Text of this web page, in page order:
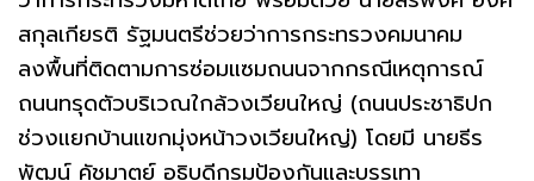
สกุลเกียรติ รัฐมนตรีช่วยว่าการกระทรวงคมนาคม
ลงพื้นที่ติดตามการซ่อมแซมถนนจากกรณีเหตุการณ์
ถนนทรุดตัวบริเวณใกล้วงเวียนใหญ่ (ถนนประชาธิปก
ช่วงแยกบ้านแขกมุ่งหน้าวงเวียนใหญ่) โดยมี นายธีร
พัฒน์ คัชมาตย์ อธิบดีกรมป้องกันและบรรเทา